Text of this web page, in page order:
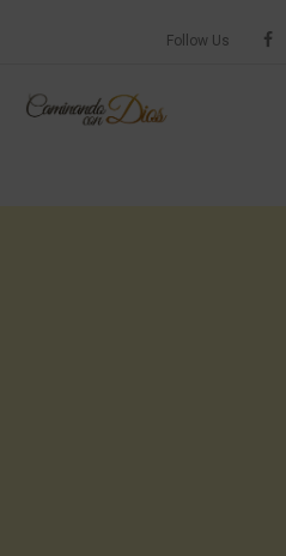
Follow Us